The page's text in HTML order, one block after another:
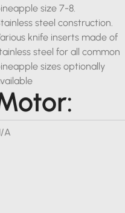
size 7-8.
steel construction.
knife inserts made of
steel for all common
sizes optionally
A